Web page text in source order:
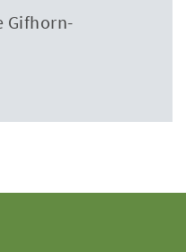
Gifhorn-